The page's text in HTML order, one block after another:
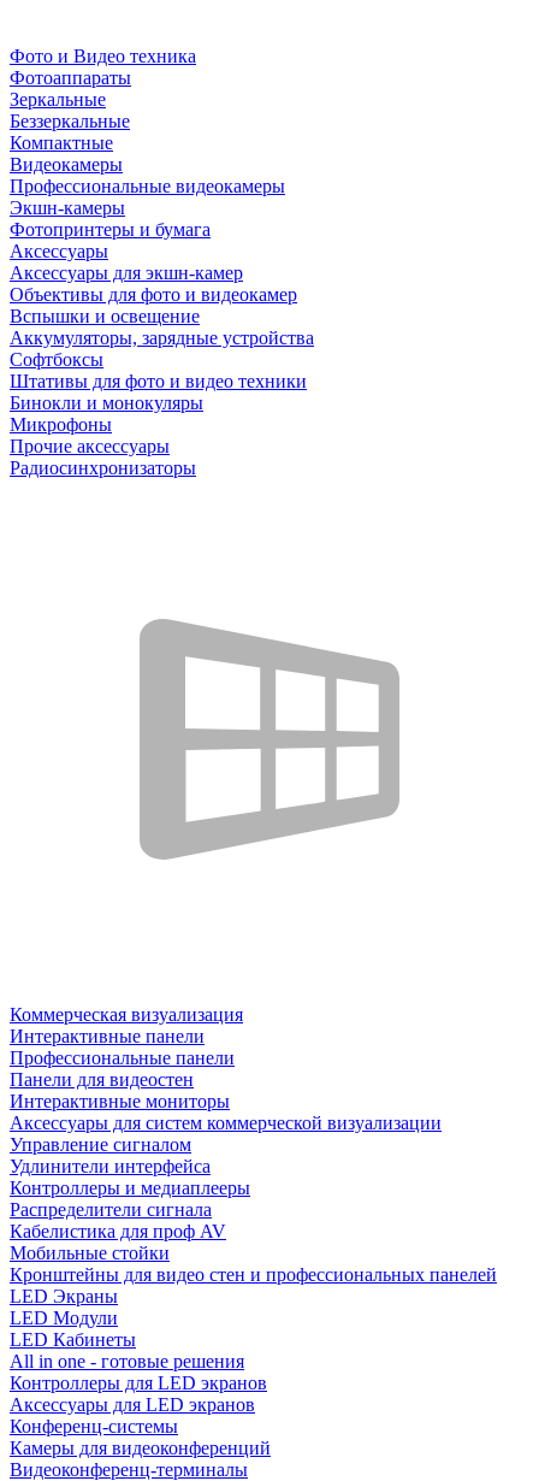
Фото и Видео техника
Фотоаппараты
Зеркальные
Беззеркальные
Компактные
Видеокамеры
Профессиональные видеокамеры
Экшн-камеры
Фотопринтеры и бумага
Аксессуары
Аксессуары для экшн-камер
Объективы для фото и видеокамер
Вспышки и освещение
Аккумуляторы, зарядные устройства
Софтбоксы
Штативы для фото и видео техники
Бинокли и монокуляры
Микрофоны
Прочие аксессуары
Радиосинхронизаторы
Коммерческая визуализация
Интерактивные панели
Профессиональные панели
Панели для видеостен
Интерактивные мониторы
Аксессуары для систем коммерческой визуализации
Управление сигналом
Удлинители интерфейса
Контроллеры и медиаплееры
Распределители сигнала
Кабелистика для проф AV
Мобильные стойки
Кронштейны для видео стен и профессиональных панелей
LED Экраны
LED Модули
LED Кабинеты
All in one - готовые решения
Контроллеры для LED экранов
Аксессуары для LED экранов
Конференц-системы
Камеры для видеоконференций
Видеоконференц-терминалы